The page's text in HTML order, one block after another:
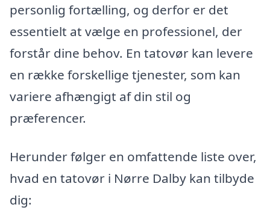
personlig fortælling, og derfor er det
essentielt at vælge en professionel, der
forstår dine behov. En tatovør kan levere
en række forskellige tjenester, som kan
variere afhængigt af din stil og
præferencer.
Herunder følger en omfattende liste over,
hvad en tatovør i Nørre Dalby kan tilbyde
dig: